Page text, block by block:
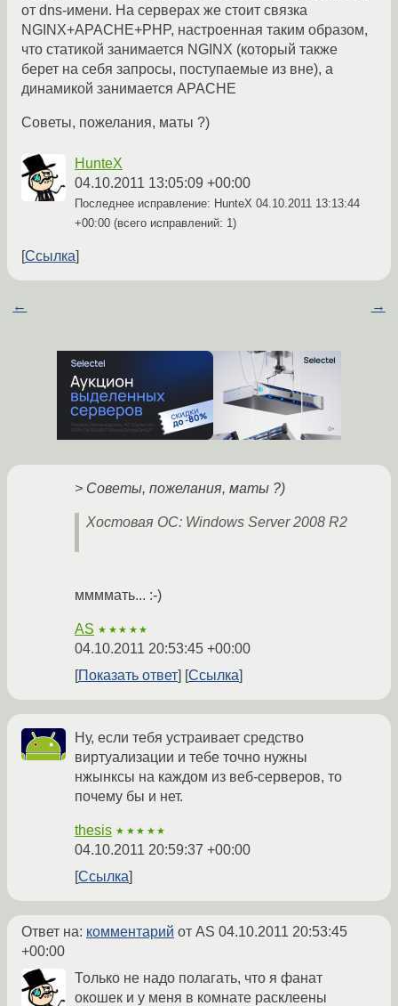
от dns-имени. На серверах же стоит связка
NGINX+APACHE+PHP, настроенная таким образом,
что статикой занимается NGINX (который также
берет на себя запросы, поступаемые из вне), а
динамикой занимается APACHE
Советы, пожелания, маты ?)
HunteX
04.10.2011 13:05:09 +00:00
Последнее исправление: HunteX 04.10.2011 13:13:44
+00:00 (всего исправлений: 1)
Ссылка
← →
> Советы, пожелания, маты ?)
Хостовая ОС: Windows Server 2008 R2
ммммать... :-)
AS ★★★★★
04.10.2011 20:53:45 +00:00
Показать ответ
Ссылка
Ну, если тебя устраивает средство
виртуализации и тебе точно нужны
нжынксы на каждом из веб-серверов, то
почему бы и нет.
thesis ★★★★★
04.10.2011 20:59:37 +00:00
Ссылка
Ответ на: комментарий от AS 04.10.2011 20:53:45
+00:00
Только не надо полагать, что я фанат
окошек и у меня в комнате расклеены